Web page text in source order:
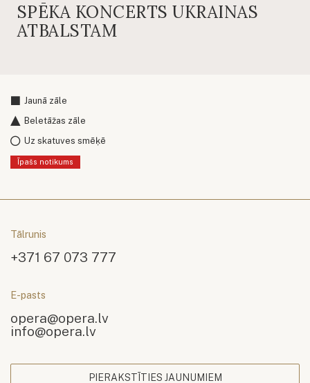
SPĒKA KONCERTS UKRAINAS
ATBALSTAM
Jaunā zāle
Beletāžas zāle
Uz skatuves smēķē
Īpašs notikums
Tālrunis
+371 67 073 777
E-pasts
opera@opera.lv
info@opera.lv
PIERAKSTĪTIES JAUNUMIEM